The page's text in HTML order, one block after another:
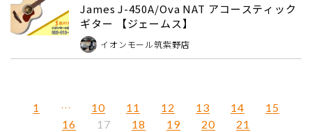
James J-450A/Ova NAT アコースティック
ギター 【ジェームス】
イオンモール筑紫野店
1 … 10 11 12 13 14
15
16
17 18 19 20 21